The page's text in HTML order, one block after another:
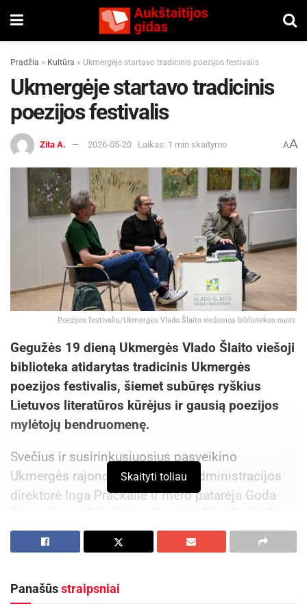
Pradžia » Kultūra » Ukmergėje startavo tradicinis poezijos festivalis
Ukmergėje startavo tradicinis
poezijos festivalis
Zita A. 2026-05-20 Laikas: 1 min skaitymo AA
Poezijos festivalis/Ukmergės Vlado Šlaito viešosios bibliotekos nuotr.
Gegužės 19 dieną Ukmergės Vlado Šlaito viešoji
biblioteka atidarytas tradicinis Ukmergės
poezijos festivalis, šiemet subūręs ryškius
Lietuvos literatūros kūrėjus ir gausią poezijos
mylėtojų bendruomenę.
Svečius ir susirinkusiuosius pasveikino
Ukmergės rajono savivaldybės administracijos
direktorė Inga Pračkailė ir mero patarėja Goda
Juzėnaitė, palinkėjusios įkvepiančios festivalio
pradžios ir prasmingų susitikimų su poezija.
žinomi šalies poetai Marius Burokas, Antanas A.
Jonynas ir Gvidas Latakas. Jie ne tik dalijosi
Skaityti toliau
Panašūsstraipsniai